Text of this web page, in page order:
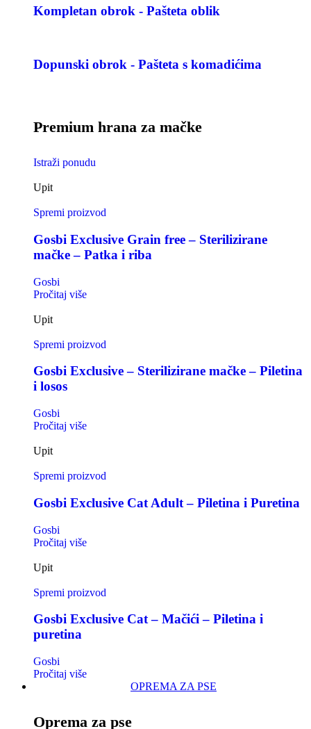
Kompletan obrok - Pašteta oblik
Dopunski obrok - Pašteta s komadićima
Premium hrana za mačke
Istraži ponudu
Upit
Spremi proizvod
Gosbi Exclusive Grain free – Sterilizirane
mačke – Patka i riba
Gosbi
Pročitaj više
Upit
Spremi proizvod
Gosbi Exclusive – Sterilizirane mačke – Piletina
i losos
Gosbi
Pročitaj više
Upit
Spremi proizvod
Gosbi Exclusive Cat Adult – Piletina i Puretina
Gosbi
Pročitaj više
Upit
Spremi proizvod
Gosbi Exclusive Cat – Mačići – Piletina i
puretina
Gosbi
Pročitaj više
OPREMA ZA PSE
Oprema za pse